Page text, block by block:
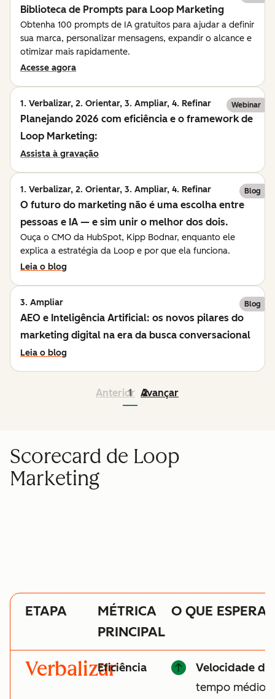
Biblioteca de Prompts para Loop Marketing
Obtenha 100 prompts de IA gratuitos para ajudar a definir
sua marca, personalizar mensagens, expandir o alcance e
otimizar mais rapidamente.
Acesse agora
1. Verbalizar, 2. Orientar, 3. Ampliar, 4. Refinar Webinar
Planejando 2026 com eficiência e o framework de
Loop Marketing:
Assista à gravação
1. Verbalizar, 2. Orientar, 3. Ampliar, 4. Refinar Blog
O futuro do marketing não é uma escolha entre
pessoas e IA — e sim unir o melhor dos dois.
Ouça o CMO da HubSpot, Kipp Bodnar, enquanto ele
explica a estratégia da Loop e por que ela funciona.
Leia o blog
3. Ampliar Blog
AEO e Inteligência Artificial: os novos pilares do
marketing digital na era da busca conversacional
Leia o blog
Anterior
1 2
Avançar
Scorecard de Loop
Marketing
ETAPA
MÉTRICA
PRINCIPAL
O QUE
VerbalizarEficiência
Velocidade
tempo médio